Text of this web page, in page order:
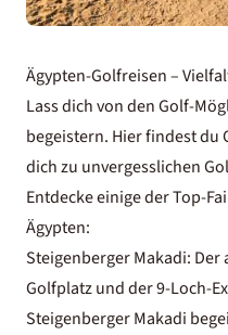
Ägypten-Golfreisen –
Lass dich von den Golf-
begeistern. Hier findest du
dich zu unvergesslichen
Entdecke einige der Top-
Ägypten:
Steigenberger Makadi:
Golfplatz und der 9-Loch-
Steigenberger Makadi